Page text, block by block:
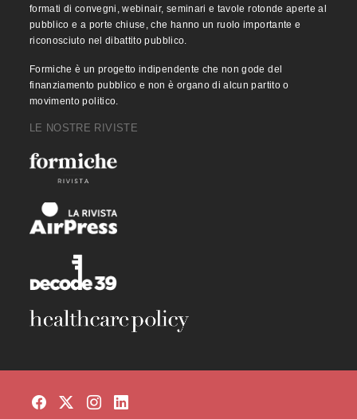
formati di convegni, webinair, seminari e tavole rotonde aperte al
pubblico e a porte chiuse, che hanno un ruolo importante e
riconosciuto nel dibattito pubblico.
Formiche è un progetto indipendente che non gode del
finanziamento pubblico e non è organo di alcun partito o
movimento politico.
LE NOSTRE RIVISTE